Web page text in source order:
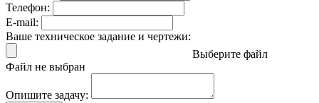
Телефон:
E-mail:
Ваше техническое задание и чертежи:
Выберите файл
Файл не выбран
Опишите задачу: